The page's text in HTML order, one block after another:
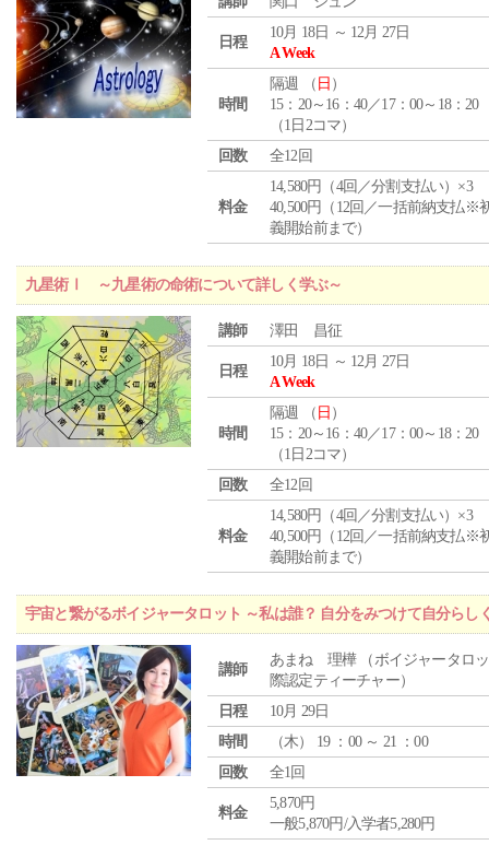
日程
10月 18日 ～ 12月 27日
A Week
時間
隔週 （ 日 ）
15：20～16：40／17：00～18：20
（1日2コマ）
回数
全12回
料金
14,580円（4回／分割支払い）×3
40,500円（12回／一括前納支払※
義開始前まで）
九星術Ⅰ ～九星術の命術について詳しく学ぶ～
講師 澤田 昌征
日程
10月 18日 ～ 12月 27日
A Week
時間
隔週 （ 日 ）
15：20～16：40／17：00～18：20
（1日2コマ）
回数
全12回
料金
14,580円（4回／分割支払い）×3
40,500円（12回／一括前納支払※
義開始前まで）
宇宙と繋がるボイジャータロット ～私は誰？ 自分をみつけて自分らし
講師
あまね 理樺 （ボイジャータロ
際認定ティーチャー）
日程
10月 29日
時間
（木） 19 ：00 ～ 21 ：00
回数
全1回
料金
5,870円
一般5,870円/入学者5,280円